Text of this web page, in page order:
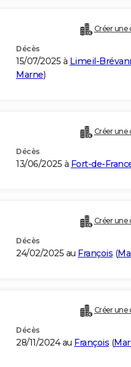
Créer une
Décès
15/07/2025 à Limeil-
Marne)
Créer une
Décès
13/06/2025 à Fort-de-
Créer une
Décès
24/02/2025 au François (
Créer une
Décès
28/11/2024 au François (